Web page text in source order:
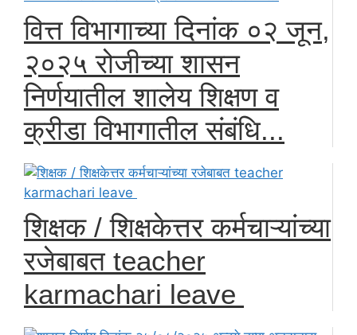
वित्त विभागाच्या दिनांक ०२ जून,
२०२५ रोजीच्या शासन
निर्णयातील शालेय शिक्षण व
क्रीडा विभागातील संबंधि...
शिक्षक / शिक्षकेत्तर कर्मचाऱ्यांच्या
रजेबाबत teacher
karmachari leave